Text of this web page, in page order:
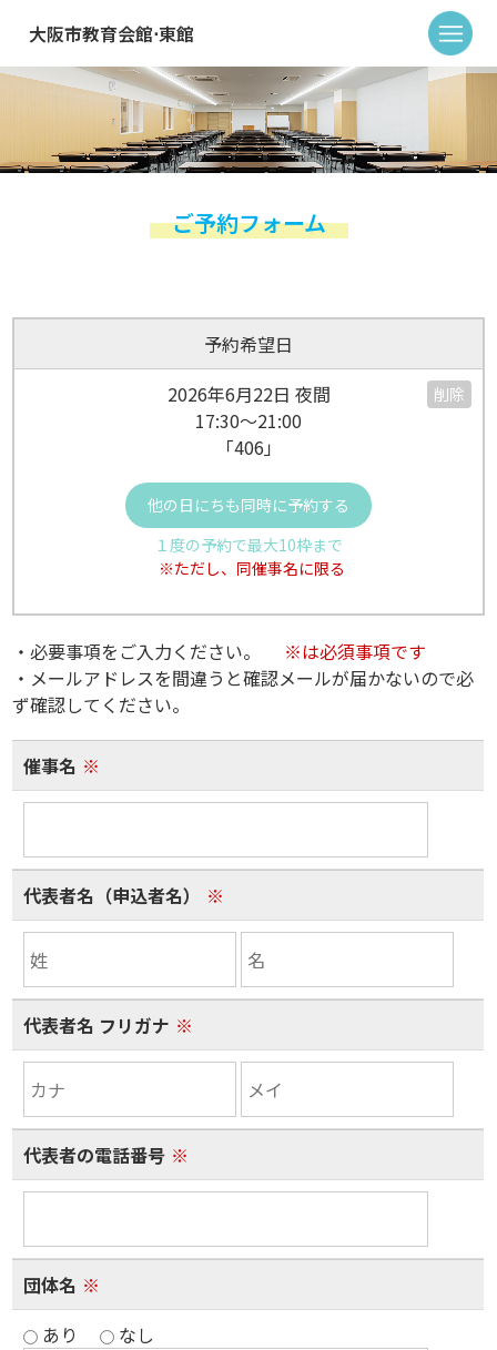
大阪市教育会館⋅東館
ご予約フォーム
予約希望日
2026年6月22日 夜間
17:30～21:00
「406」
削除
他の日にちも同時に予約する
１度の予約で最大10枠まで
※ただし、同催事名に限る
・必要事項をご入力ください。
※は必須事項です
・メールアドレスを間違うと確認メールが届かないので必
ず確認してください。
催事名 ※
代表者名（申込者名） ※
代表者名 フリガナ ※
代表者の電話番号 ※
団体名 ※
あり
なし